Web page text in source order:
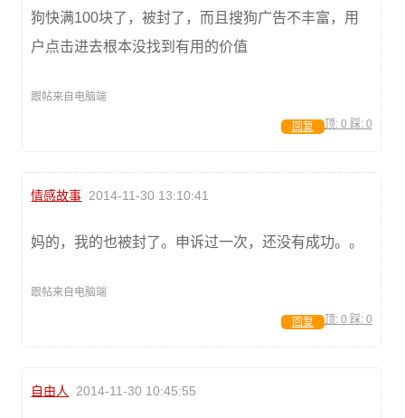
狗快满100块了，被封了，而且搜狗广告不丰富，用
户点击进去根本没找到有用的价值
跟帖来自电脑端
顶: 0 踩: 0
回复
情感故事 2014-11-30 13:10:41
妈的，我的也被封了。申诉过一次，还没有成功。。
跟帖来自电脑端
顶: 0 踩: 0
回复
自由人 2014-11-30 10:45:55